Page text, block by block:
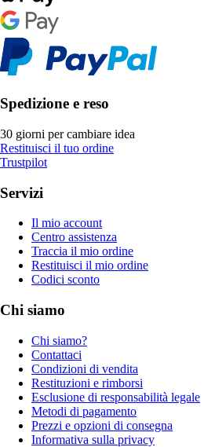
Spedizione e reso
30 giorni per cambiare idea
Restituisci il tuo ordine
Trustpilot
Servizi
Il mio account
Centro assistenza
Traccia il mio ordine
Restituisci il mio ordine
Codici sconto
Chi siamo
Chi siamo?
Contattaci
Condizioni di vendita
Restituzioni e rimborsi
Esclusione di responsabilità legale
Metodi di pagamento
Prezzi e opzioni di consegna
Informativa sulla privacy